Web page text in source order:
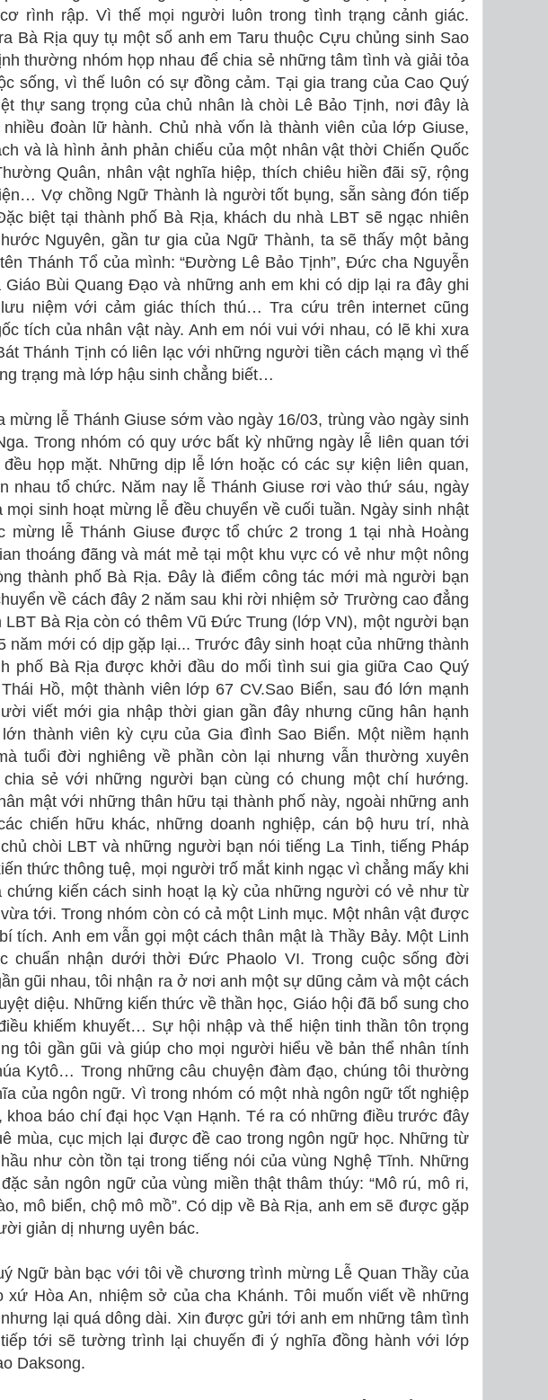
rình rập. Vì thế mọi người luôn trong tình trạng cảnh giác.
Bà Rịa quy tụ một số anh em Taru thuộc Cựu chủng sinh Sao
thường nhóm họp nhau để chia sẻ những tâm tình và giải tỏa
sống, vì thế luôn có sự đồng cảm. Tại gia trang của Cao Quý
thự sang trọng của chủ nhân là chòi Lê Bảo Tịnh, nơi đây là
đoàn lữ hành. Chủ nhà vốn là thành viên của lớp Giuse,
và là hình ảnh phản chiếu của một nhân vật thời Chiến Quốc
Quân, nhân vật nghĩa hiệp, thích chiêu hiền đãi sỹ, rộng
Vợ chồng Ngữ Thành là người tốt bụng, sẵn sàng đón tiếp
biệt tại thành phố Bà Rịa, khách du nhà LBT sẽ ngạc nhiên
Nguyên, gần tư gia của Ngữ Thành, ta sẽ thấy một bảng
Thánh Tổ của mình: “Đường Lê Bảo Tịnh”, Đức cha Nguyễn
Bùi Quang Đạo và những anh em khi có dịp lại ra đây ghi
niệm với cảm giác thích thú… Tra cứu trên internet cũng
tích của nhân vật này. Anh em nói vui với nhau, có lẽ khi xưa
Thánh Tịnh có liên lạc với những người tiền cách mạng vì thế
trạng mà lớp hậu sinh chẳng biết…
mừng lễ Thánh Giuse sớm vào ngày 16/03, trùng vào ngày sinh
Trong nhóm có quy ước bất kỳ những ngày lễ liên quan tới
họp mặt. Những dịp lễ lớn hoặc có các sự kiện liên quan,
nhau tổ chức. Năm nay lễ Thánh Giuse rơi vào thứ sáu, ngày
sinh hoạt mừng lễ đều chuyển về cuối tuần. Ngày sinh nhật
mừng lễ Thánh Giuse được tổ chức 2 trong 1 tại nhà Hoàng
thoáng đãng và mát mẻ tại một khu vực có vẻ như một nông
thành phố Bà Rịa. Đây là điểm công tác mới mà người bạn
về cách đây 2 năm sau khi rời nhiệm sở Trường cao đẳng
LBT Bà Rịa còn có thêm Vũ Đức Trung (lớp VN), một người bạn
năm mới có dịp gặp lại... Trước đây sinh hoạt của những thành
phố Bà Rịa được khởi đầu do mối tình sui gia giữa Cao Quý
Hồ, một thành viên lớp 67 CV.Sao Biển, sau đó lớn mạnh
viết mới gia nhập thời gian gần đây nhưng cũng hân hạnh
thành viên kỳ cựu của Gia đình Sao Biển. Một niềm hạnh
tuổi đời nghiêng về phần còn lại nhưng vẫn thường xuyên
sẻ với những người bạn cùng có chung một chí hướng.
mật với những thân hữu tại thành phố này, ngoài những anh
chiến hữu khác, những doanh nghiệp, cán bộ hưu trí, nhà
chòi LBT và những người bạn nói tiếng La Tinh, tiếng Pháp
thức thông tuệ, mọi người trố mắt kinh ngạc vì chẳng mấy khi
chứng kiến cách sinh hoạt lạ kỳ của những người có vẻ như từ
tới. Trong nhóm còn có cả một Linh mục. Một nhân vật được
tích. Anh em vẫn gọi một cách thân mật là Thầy Bảy. Một Linh
chuẩn nhận dưới thời Đức Phaolo VI. Trong cuộc sống đời
gũi nhau, tôi nhận ra ở nơi anh một sự dũng cảm và một cách
diệu. Những kiến thức về thần học, Giáo hội đã bổ sung cho
khiếm khuyết… Sự hội nhập và thể hiện tinh thần tôn trọng
tôi gần gũi và giúp cho mọi người hiểu về bản thể nhân tính
Kytô… Trong những câu chuyện đàm đạo, chúng tôi thường
của ngôn ngữ. Vì trong nhóm có một nhà ngôn ngữ tốt nghiệp
khoa báo chí đại học Vạn Hạnh. Té ra có những điều trước đây
mùa, cục mịch lại được đề cao trong ngôn ngữ học. Những từ
như còn tồn tại trong tiếng nói của vùng Nghệ Tĩnh. Những
sản ngôn ngữ của vùng miền thật thâm thúy: “Mô rú, mô ri,
mô biển, chộ mô mồ”. Có dịp về Bà Rịa, anh em sẽ được gặp
giản dị nhưng uyên bác.
Ngữ bàn bạc với tôi về chương trình mừng Lễ Quan Thầy của
xứ Hòa An, nhiệm sở của cha Khánh. Tôi muốn viết về những
lại quá dông dài. Xin được gửi tới anh em những tâm tình
tới sẽ tường trình lại chuyến đi ý nghĩa đồng hành với lớp
Daksong.